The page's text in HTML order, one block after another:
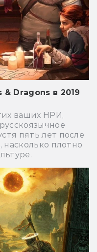
Dragons в 2019
ваших НРИ,
пять лет после
насколько плотно